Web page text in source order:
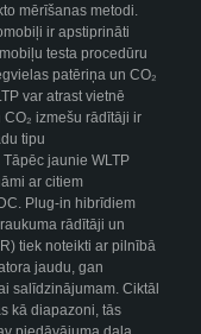
mērīšanas metodi.
ir apstiprināti
testa procedūru
patēriņa un CO₂
var atrast vietnē
izmešu rādītāji ir
tipu
jaunie WLTP
ar citiem
Plug-in hibrīdiem
rādītāji un
tiek noteikti ar pilnībā
jaudu, gan
salīdzinājumam. Ciktāl
kā diapazoni, tās